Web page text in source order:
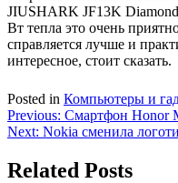
JIUSHARK JF13K
Вт тепла это очень
справляется лучше и
интересное, стоит сказать.
Posted in Компьютеры и
Навигация
по
записям
Previous: Смартфон Honor
Next: Nokia сменила
Related Posts